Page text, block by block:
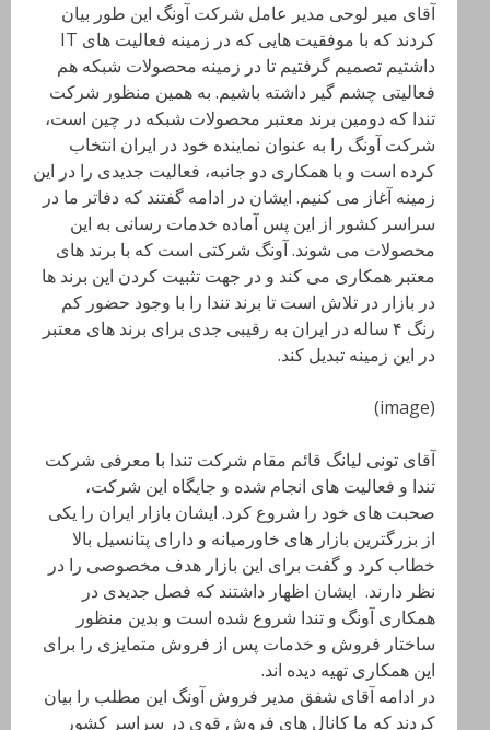
آقای میر لوحی مدیر عامل شرکت آونگ این طور بیان
کردند که با موفقیت هایی که در زمینه فعالیت های IT
داشتیم تصمیم گرفتیم تا در زمینه محصولات شبکه هم
فعالیتی چشم گیر داشته باشیم. به همین منظور شرکت
تندا که دومین برند معتبر محصولات شبکه در چین است،
شرکت آونگ را به عنوان نماینده خود در ایران انتخاب
کرده است و با همکاری دو جانبه، فعالیت جدیدی را در این
زمینه آغاز می کنیم. ایشان در ادامه گفتند که دفاتر ما در
سراسر کشور از این پس آماده خدمات رسانی به این
محصولات می شوند. آونگ شرکتی است که با برند های
معتبر همکاری می کند و در جهت تثبیت کردن این برند ها
در بازار در تلاش است تا برند تندا را با وجود حضور کم
رنگ ۴ ساله در ایران به رقیبی جدی برای برند های معتبر
در این زمینه تبدیل کند.
(image)
آقای تونی لیانگ قائم مقام شرکت تندا با معرفی شرکت
تندا و فعالیت های انجام شده و جایگاه این شرکت،
صحبت های خود را شروع کرد. ایشان بازار ایران را یکی
از بزرگترین بازار های خاورمیانه و دارای پتانسیل بالا
خطاب کرد و گفت برای این بازار هدف مخصوصی را در
نظر دارند. ایشان اظهار داشتند که فصل جدیدی در
همکاری آونگ و تندا شروع شده است و بدین منظور
ساختار فروش و خدمات پس از فروش متمایزی را برای
این همکاری تهیه دیده اند.
در ادامه آقای شفق مدیر فروش آونگ این مطلب را بیان
کردند که ما کانال های فروش قوی در سراسر کشور